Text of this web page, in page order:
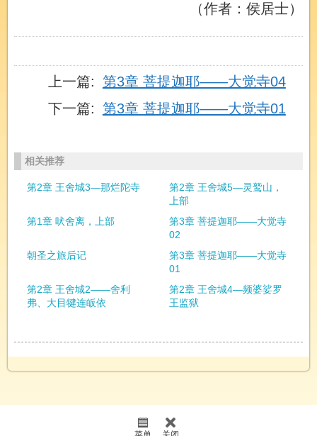
（作者：侯居士）
上一篇: 第3章 菩提迦耶——大觉寺04
下一篇: 第3章 菩提迦耶——大觉寺01
相关推荐
第2章 王舍城3—那烂陀寺
第2章 王舍城5—灵鹫山，
上部
第1章 吠舍离，上部
第3章 菩提迦耶——大觉寺
02
朝圣之旅后记
第3章 菩提迦耶——大觉寺
01
第2章 王舍城2——舍利
弗、大目犍连皈依
第2章 王舍城4—频婆娑罗
王监狱